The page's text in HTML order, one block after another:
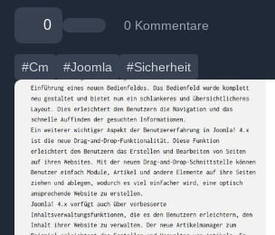
0 0 Kommentare
#Cm #Joomla #Sicherheit